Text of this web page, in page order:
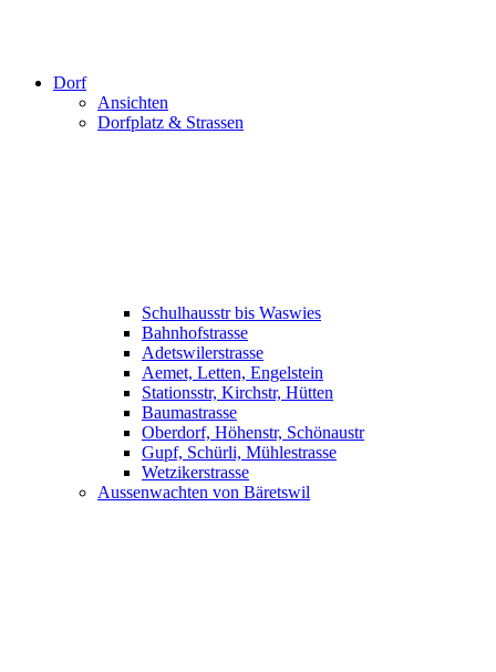
Dorf
Ansichten
Dorfplatz & Strassen
Schulhausstr bis Waswies
Bahnhofstrasse
Adetswilerstrasse
Aemet, Letten, Engelstein
Stationsstr, Kirchstr, Hütten
Baumastrasse
Oberdorf, Höhenstr, Schönaustr
Gupf, Schürli, Mühlestrasse
Wetzikerstrasse
Aussenwachten von Bäretswil